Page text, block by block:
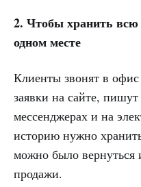
2. Чтобы хранить
одном месте
Клиенты звонят в
заявки на сайте,
мессенджерах и на
историю нужно
можно было вернуться
продажи.